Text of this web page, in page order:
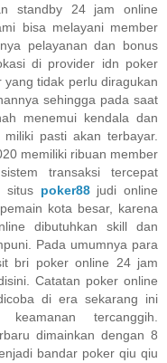
standby 24 jam online
bisa melayani member
pelayanan dan bonus
di provider idn poker
tidak perlu diragukan
sehingga pada saat
menemui kendala dan
pasti akan terbayar.
memiliki ribuan member
transaksi tercepat
situs poker88judi online
kota besar, karena
dibutuhkan skill dan
Pada umumnya para
bri poker online 24 jam
Catatan poker online
di era sekarang ini
tercanggih.
dimainkan dengan 8
bandar poker qiu qiu